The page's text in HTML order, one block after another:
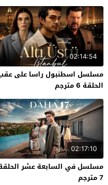
02:14:54
مسلسل اسطنبول راسا على
الحلقة 6 مترجم
02:17:10
مسلسل في السابعة عشر
7 مترجم